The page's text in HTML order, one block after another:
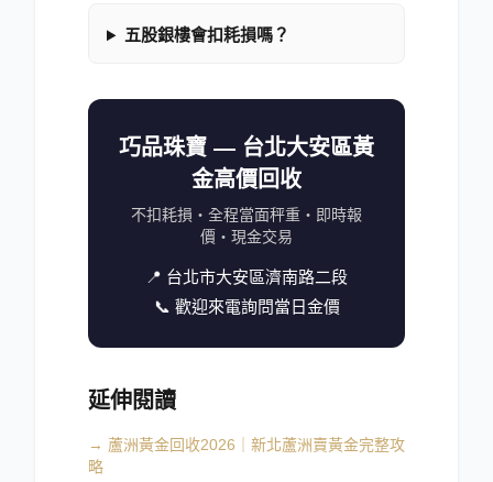
五股銀樓會扣耗損嗎？
巧品珠寶 — 台北大安區黃
金高價回收
不扣耗損・全程當面秤重・即時報
價・現金交易
📍 台北市大安區濟南路二段
📞 歡迎來電詢問當日金價
延伸閱讀
→ 蘆洲黃金回收2026｜新北蘆洲賣黃金完整攻
略